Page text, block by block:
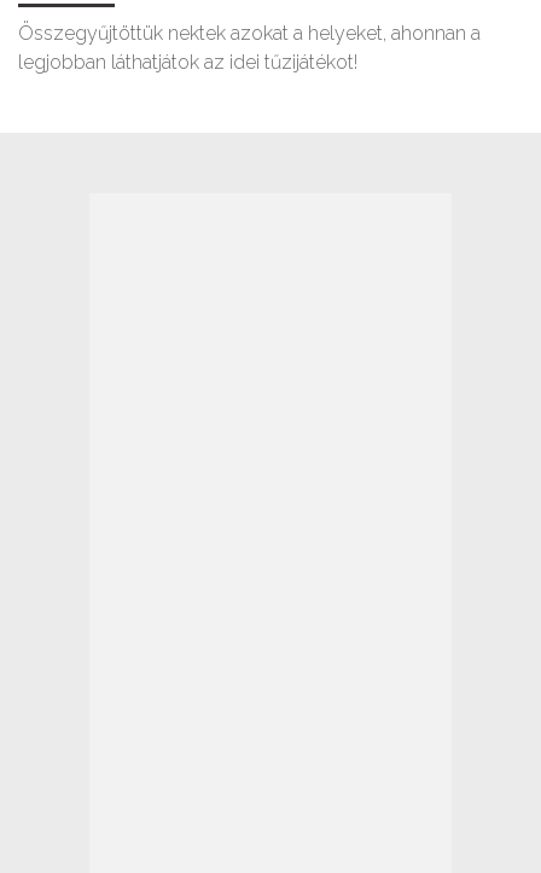
Összegyűjtöttük nektek azokat a helyeket, ahonnan a
legjobban láthatjátok az idei tűzijátékot!